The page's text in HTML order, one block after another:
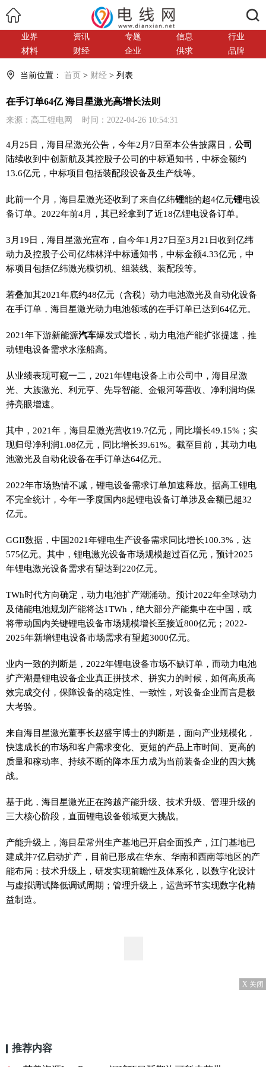
业界 资讯 专题 信息
行业
材料
财经 企业 供求 品牌
当前位置： 首页 > 财经 > 列表
在手订单64亿 海目星激光高增长法则
来源：高工锂电网 时间：2022-04-26 10:54:31
4月25日，海目星激光公告，今年2月7日至本公告披露日， 公司
陆续收到中创新航及其控股子公司的中标通知书，中标金额约
13.6亿元，中标项目包括装配段设备及生产线等。
此前一个月，海目星激光还收到了来自亿纬锂能的超4亿元锂电设
备订单。2022年前4月，其已经拿到了近18亿锂电设备订单。
3月19日，海目星激光宣布，自今年1月27日至3月21日收到亿纬
动力及控股子公司亿纬林洋中标通知书，中标金额4.33亿元，中
标项目包括亿纬激光模切机、组装线、装配段等。
若叠加其2021年底约48亿元（含税）动力电池激光及自动化设备
在手订单，海目星激光动力电池领域的在手订单已达到64亿元。
2021年下游新能源汽车爆发式增长，动力电池产能扩张提速，推
动锂电设备需求水涨船高。
从业绩表现可窥一二，2021年锂电设备上市公司中，海目星激
光、大族激光、利元亨、先导智能、金银河等营收、净利润均保
持亮眼增速。
其中，2021年，海目星激光营收19.7亿元，同比增长49.15%；实
现归母净利润1.08亿元，同比增长39.61%。截至目前，其动力电
池激光及自动化设备在手订单达64亿元。
2022年市场热情不减，锂电设备需求订单加速释放。据高工锂电
不完全统计，今年一季度国内8起锂电设备订单涉及金额已超32
亿元。
GGII数据，中国2021年锂电生产设备需求同比增长100.3%，达
575亿元。其中，锂电激光设备市场规模超过百亿元，预计2025
年锂电激光设备需求有望达到220亿元。
TWh时代方向确定，动力电池扩产潮涌动。预计2022年全球动力
及储能电池规划产能将达1TWh，绝大部分产能集中在中国，或
将带动国内关键锂电设备市场规模增长至接近800亿元；2022-
2025年新增锂电设备市场需求有望超3000亿元。
业内一致的判断是，2022年锂电设备市场不缺订单，而动力电池
扩产潮是锂电设备企业真正拼技术、拼实力的时候，如何高质高
效完成交付，保障设备的稳定性、一致性，对设备企业而言是极
大考验。
来自海目星激光董事长赵盛宇博士的判断是，面向产业规模化，
快速成长的市场和客户需求变化、更短的产品上市时间、更高的
质量和稼动率、持续不断的降本压力成为当前装备企业的四大挑
战。
基于此，海目星激光正在跨越产能升级、技术升级、管理升级的
三大核心阶段，直面锂电设备领域更大挑战。
产能升级上，海目星常州生产基地已开启全面投产，江门基地已
建成并7亿启动扩产，目前已形成在华东、华南和西南等地区的产
能布局；技术升级上，研发实现前瞻性及体系化，以数字化设计
与虚拟调试降低调试周期；管理升级上，运营环节实现数字化精
益制造。
X 关闭
推荐内容